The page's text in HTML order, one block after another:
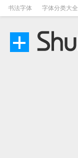
书法字体 字体分类大全